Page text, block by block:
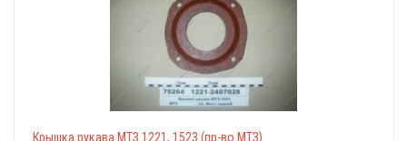
Крышка рукава МТЗ 1221, 1523 (пр-во МТЗ)